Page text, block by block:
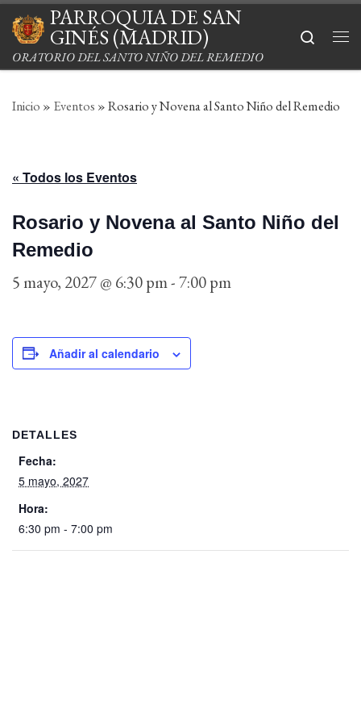
Saltar al contenido
PARROQUIA DE SAN
GINÉS (MADRID)
ORATORIO DEL SANTO NIÑO DEL REMEDIO
Search
Inicio » Eventos »Rosario y Novena al Santo Niño del Remedio
« Todos los Eventos
Rosario y Novena al Santo Niño del
Remedio
5 mayo, 2027 @ 6:30 pm-7:00 pm
Añadir al calendario
DETALLES
Fecha:
5 mayo, 2027
Hora:
6:30 pm - 7:00 pm